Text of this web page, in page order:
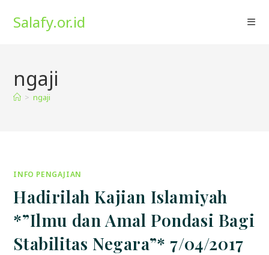
Salafy.or.id
ngaji
> ngaji
INFO PENGAJIAN
Hadirilah Kajian Islamiyah
*”Ilmu dan Amal Pondasi Bagi
Stabilitas Negara”* 7/04/2017